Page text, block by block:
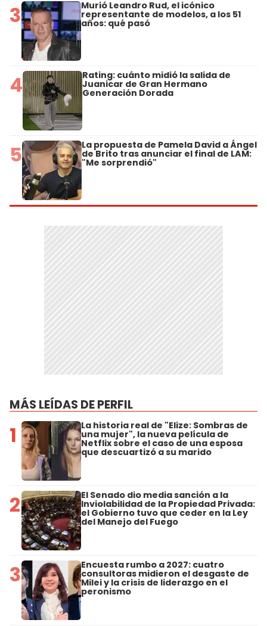
3 Murió Leandro Rud, el icónico
representante de modelos, a los 51
años: qué pasó
4 Rating: cuánto midió la salida de
Juanicar de Gran Hermano
Generación Dorada
5 La propuesta de Pamela David a Ángel
de Brito tras anunciar el final de LAM:
"Me sorprendió"
MÁS LEÍDAS DE PERFIL
1 La historia real de "Elize: Sombras de
una mujer", la nueva película de
Netflix sobre el caso de una esposa
que descuartizó a su marido
2 El Senado dio media sanción a la
Inviolabilidad de la Propiedad Privada:
el Gobierno tuvo que ceder en la Ley
del Manejo del Fuego
3 Encuesta rumbo a 2027: cuatro
consultoras midieron el desgaste de
Milei y la crisis de liderazgo en el
peronismo